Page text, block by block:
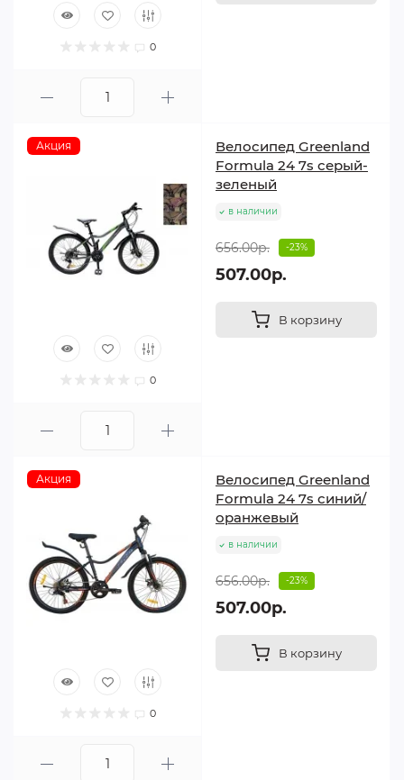
0
Акция
0
Велосипед Greenland
Formula 24 7s серый-
зеленый
в наличии
656.00р. -23%
507.00р.
В корзину
Акция
0
Велосипед Greenland
Formula 24 7s синий/
оранжевый
в наличии
656.00р. -23%
507.00р.
В корзину